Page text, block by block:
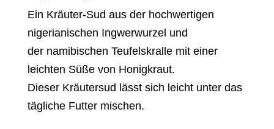
Ein Kräuter-Sud aus der hochwertigen
nigerianischen Ingwerwurzel und
der namibischen Teufelskralle mit einer
leichten Süße von Honigkraut.
Dieser Kräutersud lässt sich leicht unter das
tägliche Futter mischen.